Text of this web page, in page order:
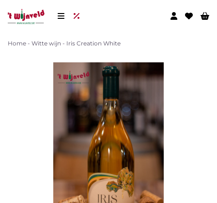
Home - Witte wijn - Iris Creation White